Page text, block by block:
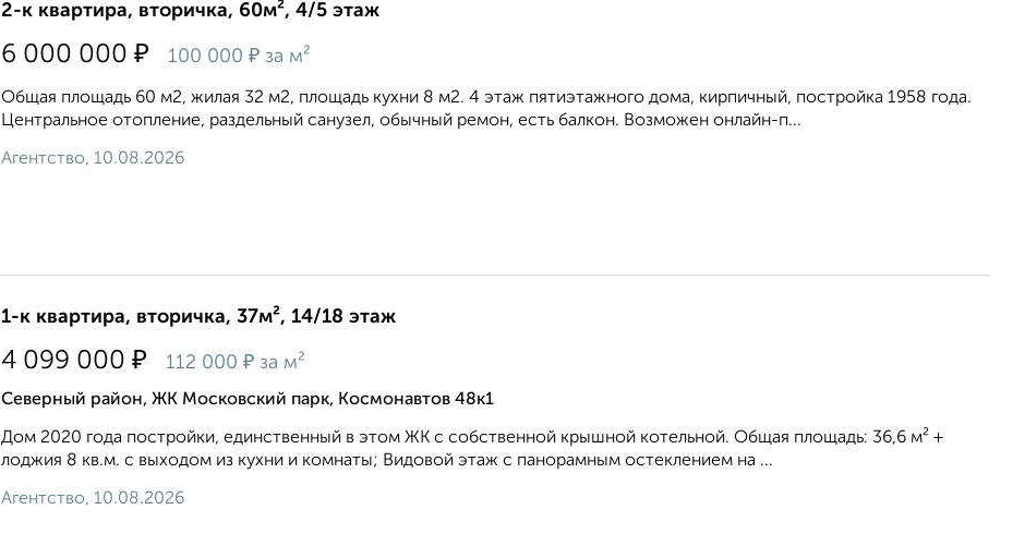
2-к квартира, вторичка, 60м², 4/5 этаж
6 000 000 ₽ 100 000 ₽ за м²
Общая площадь 60 м2, жилая 32 м2, площадь кухни 8 м2. 4 этаж пятиэтажного дома, кирпичный, постройка 1958 года.
Центральное отопление, раздельный санузел, обычный ремон, есть балкон. Возможен онлайн-п...
Агентство, 10.08.2026
1-к квартира, вторичка, 37м², 14/18 этаж
4 099 000 ₽ 112 000 ₽ за м²
Северный район, ЖК Московский парк, Космонавтов 48к1
Дом 2020 года постройки, единственный в этом ЖК с собственной крышной котельной. Общая площадь: 36,6 м² +
лоджия 8 кв.м. с выходом из кухни и комнаты; Видовой этаж с панорамным остеклением на ...
Агентство, 10.08.2026